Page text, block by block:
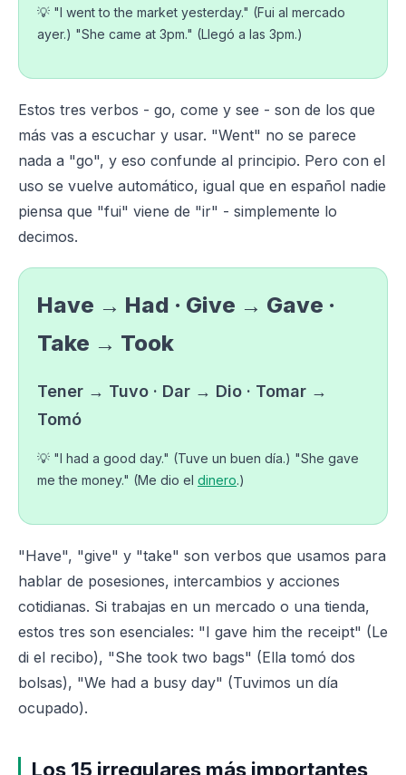
💡 "I went to the market yesterday." (Fui al mercado
ayer.) "She came at 3pm." (Llegó a las 3pm.)
Estos tres verbos - go, come y see - son de los que
más vas a escuchar y usar. "Went" no se parece
nada a "go", y eso confunde al principio. Pero con el
uso se vuelve automático, igual que en español nadie
piensa que "fui" viene de "ir" - simplemente lo
decimos.
Have → Had · Give → Gave ·
Take → Took
Tener → Tuvo · Dar → Dio · Tomar →
Tomó
💡 "I had a good day." (Tuve un buen día.) "She gave
me the money." (Me dio el dinero.)
"Have", "give" y "take" son verbos que usamos para
hablar de posesiones, intercambios y acciones
cotidianas. Si trabajas en un mercado o una tienda,
estos tres son esenciales: "I gave him the receipt" (Le
di el recibo), "She took two bags" (Ella tomó dos
bolsas), "We had a busy day" (Tuvimos un día
ocupado).
Los 15 irregulares más importantes